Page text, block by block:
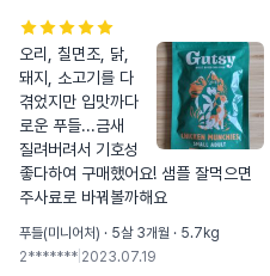
오리, 칠면조, 닭,
돼지, 소고기를 다
겪었지만 입맛까다
로운 푸들...금새
질려버려서 기호성
좋다하여 구매했어요! 샘플 잘먹으면
주사료로 바꿔볼까해요
푸들(미니어처) · 5살 3개월 · 5.7kg
2******* 2023.07.19